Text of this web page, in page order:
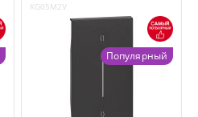
KG05M2V
Популярный